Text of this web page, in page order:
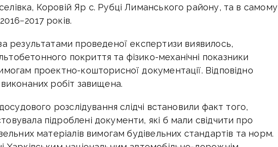
Коровій Яр с. Рубці Лиманського району, та в самому
років.
результатами проведеної експертизи виявилось,
покриття та фізико-механічні показники
проектно-кошторисної документації. Відповідно
виконаних робіт завищена.
розслідування слідчі встановили факт того,
підроблені документи, які б мали свідчити про
матеріалів вимогам будівельних стандартів та норм.